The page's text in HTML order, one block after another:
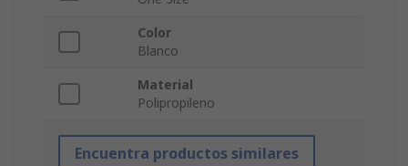
Color
Blanco
Material
Polipropileno
Encuentra productos similares